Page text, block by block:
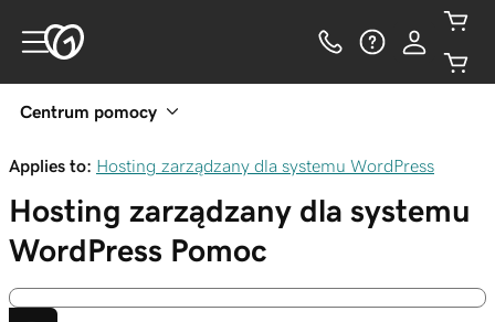
Centrum pomocy
Applies to: Hosting zarządzany dla systemu WordPress
Hosting zarządzany dla systemu
WordPress Pomoc